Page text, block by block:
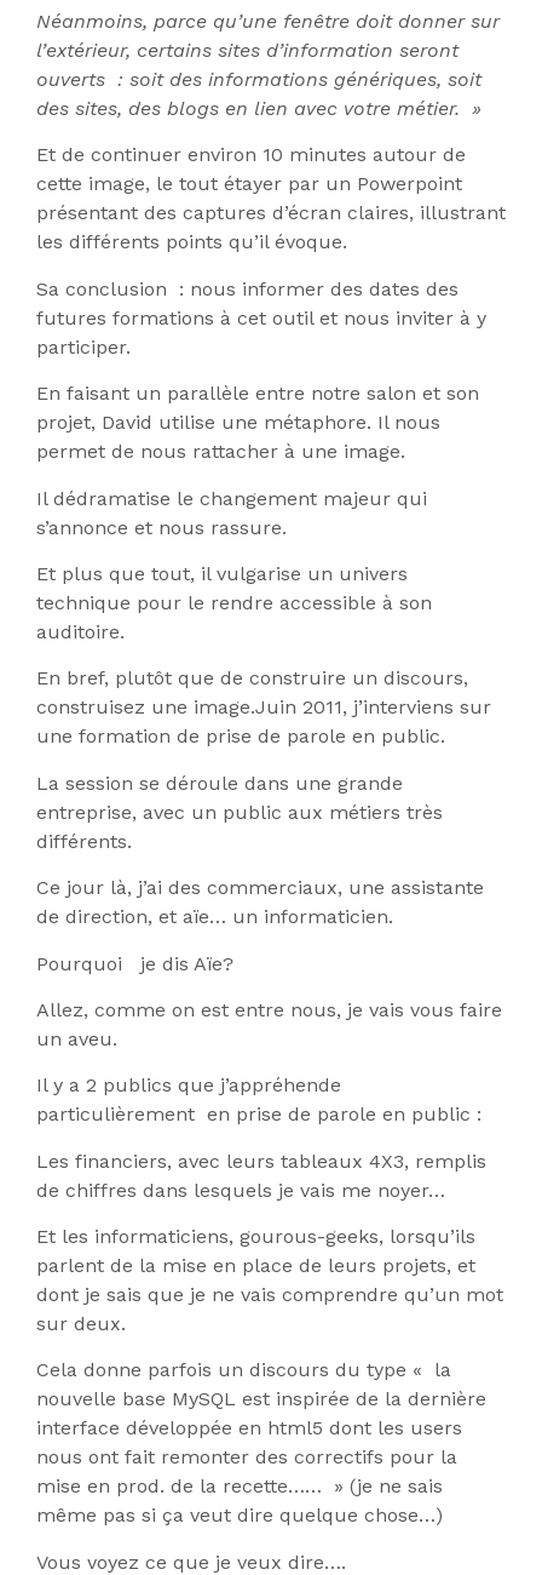
Néanmoins, parce qu’une fenêtre doit donner sur
l’extérieur, certains sites d’information seront
ouverts : soit des informations génériques, soit
des sites, des blogs en lien avec votre métier. »
Et de continuer environ 10 minutes autour de
cette image, le tout étayer par un Powerpoint
présentant des captures d’écran claires, illustrant
les différents points qu’il évoque.
Sa conclusion : nous informer des dates des
futures formations à cet outil et nous inviter à y
participer.
En faisant un parallèle entre notre salon et son
projet, David utilise une métaphore. Il nous
permet de nous rattacher à une image.
Il dédramatise le changement majeur qui
s’annonce et nous rassure.
Et plus que tout, il vulgarise un univers
technique pour le rendre accessible à son
auditoire.
En bref, plutôt que de construire un discours,
construisez une image.Juin 2011, j’interviens sur
une formation de prise de parole en public.
La session se déroule dans une grande
entreprise, avec un public aux métiers très
différents.
Ce jour là, j’ai des commerciaux, une assistante
de direction, et aïe… un informaticien.
Pourquoi je dis Aïe?
Allez, comme on est entre nous, je vais vous faire
un aveu.
Il y a 2 publics que j’appréhende
particulièrement en prise de parole en public :
Les financiers, avec leurs tableaux 4X3, remplis
de chiffres dans lesquels je vais me noyer…
Et les informaticiens, gourous-geeks, lorsqu’ils
parlent de la mise en place de leurs projets, et
dont je sais que je ne vais comprendre qu’un mot
sur deux.
Cela donne parfois un discours du type « la
nouvelle base MySQL est inspirée de la dernière
interface développée en html5 dont les users
nous ont fait remonter des correctifs pour la
mise en prod. de la recette…… » (je ne sais
même pas si ça veut dire quelque chose…)
Vous voyez ce que je veux dire….